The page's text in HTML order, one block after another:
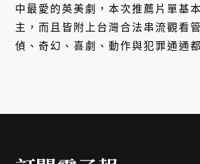
中最愛的英美劇，本次推薦片單基
主，而且皆附上台灣合法串流觀看
偵、奇幻、喜劇、動作與犯罪通通